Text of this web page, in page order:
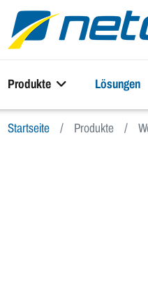
Produkte Lösungen
Startseite Produkte